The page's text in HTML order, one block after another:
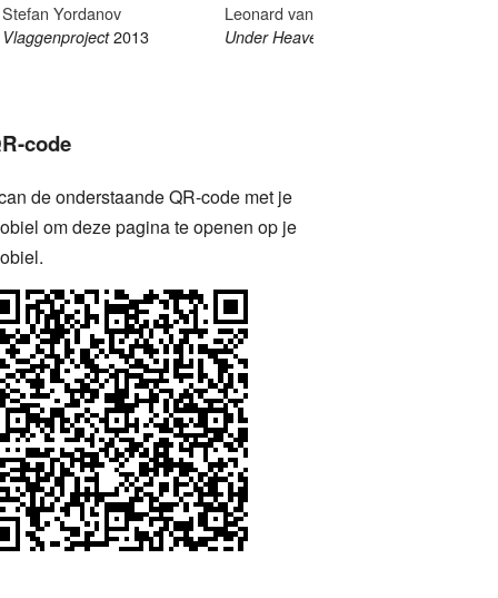
Stefan Yordanov
Vlaggenproject 2013
Leonard van Munster
Under Heaven 03
code
de onderstaande QR-code met je
om deze pagina te openen op je